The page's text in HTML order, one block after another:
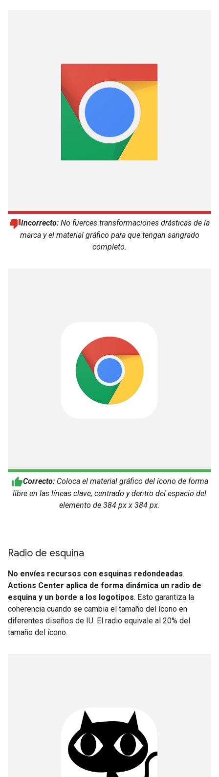
Incorrecto: No fuerces transformaciones drásticas de la
marca y el material gráfico para que tengan sangrado
completo.
Correcto:Coloca el material gráfico del ícono de forma
libre en las líneas clave, centrado y dentro del espacio del
elemento de 384 px x 384 px.
Radio de esquina
No envíes recursos con esquinas redondeadas.
Actions Center aplica de forma dinámica un radio de
esquina y un borde a los logotipos. Esto garantiza la
coherencia cuando se cambia el tamaño del ícono en
diferentes diseños de IU. El radio equivale al 20% del
tamaño del ícono.